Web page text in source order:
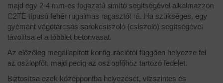
majd egy 2-4 mm-es fogazatú simító segítségével alkalmazzon
C2TE típusú fehér rugalmas ragasztót rá. Ha szükséges, egy
gyémánt vágótárcsás sarokcsiszoló (csiszoló) segítségével
távolítsa el a többlet betonvasat.
Az előzőleg megállapított konfigurációtól függően helyezze fel
az oszlopfőt, majd pedig az oszlopfőhöz tartozó fedelet.
Biztosítsa ezek középpontba helyezését, vízszintes és